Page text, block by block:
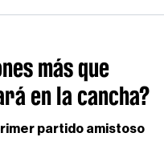
más que
en la cancha?
partido amistoso